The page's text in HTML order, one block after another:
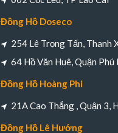
Đồng Hồ Doseco
254 Lê Trọng Tấn, Thanh
64 Hồ Văn Huê, Quận Phú
Đồng Hồ Hoàng Phi
21A Cao Thắng , Quận 3,
Đồng Hồ Lê Hướng